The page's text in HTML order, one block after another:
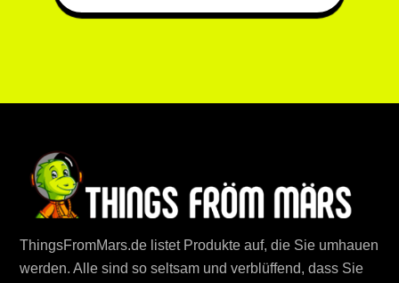
ThingsFromMars.de listet Produkte auf, die Sie umhauen
werden. Alle sind so seltsam und verblüffend, dass Sie